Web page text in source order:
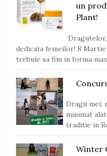
un
Plant!
dedicata femeilor! 8
trebuie sa fim in forma
Dragii mei,
minunat
traditie in
Winter